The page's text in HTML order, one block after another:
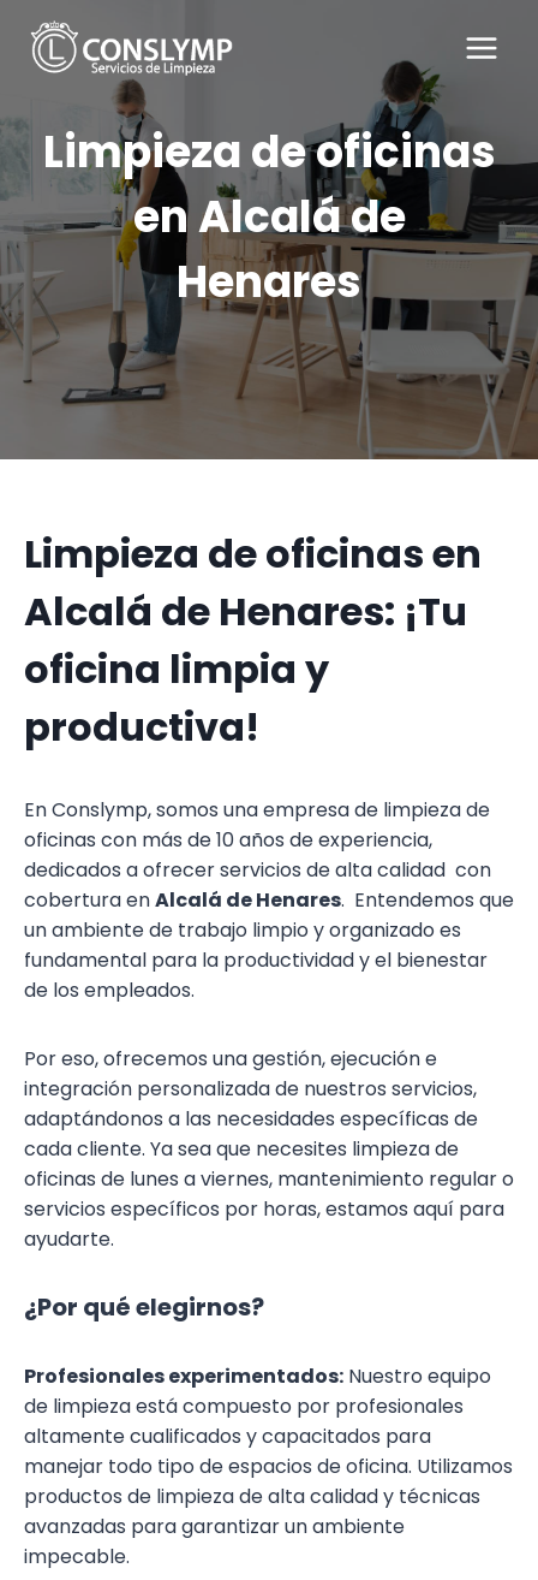
Saltar
contenido
Limpieza de oficinas
en Alcalá de
Henares
Limpieza de oficinas en
Alcalá de Henares: ¡Tu
oficina limpia y
productiva!
En Conslymp, somos una empresa de limpieza de
oficinas con más de 10 años de experiencia,
dedicados a ofrecer servicios de alta calidad con
cobertura enAlcalá de Henares. Entendemos que
un ambiente de trabajo limpio y organizado es
fundamental para la productividad y el bienestar
de los empleados.
Por eso, ofrecemos una gestión, ejecución e
integración personalizada de nuestros servicios,
adaptándonos a las necesidades específicas de
cada cliente. Ya sea que necesites limpieza de
oficinas de lunes a viernes, mantenimiento regular o
servicios específicos por horas, estamos aquí para
ayudarte.
¿Por qué elegirnos?
Profesionales experimentados: Nuestro equipo
de limpieza está compuesto por profesionales
altamente cualificados y capacitados para
manejar todo tipo de espacios de oficina. Utilizamos
productos de limpieza de alta calidad y técnicas
avanzadas para garantizar un ambiente
impecable.